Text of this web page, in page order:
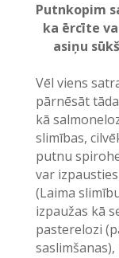
Putnkopim
ka ērcīte
asiņu
Vēl viens
pārnēsāt
kā
slimības,
putnu
var
(Laima
izpaužas kā
pasterelozi